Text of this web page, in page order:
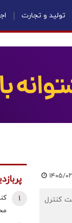
تولید و تجارت
- ۲۲:۵۰
کنترل
1